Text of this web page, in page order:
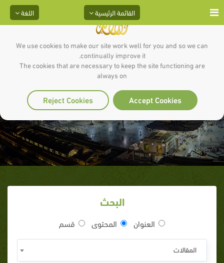
We use cookies to make our site work well for you and so we can
continually improve it.
The cookies that are necessary to keep the site functioning are
always on
Accept Cookies
Reject Cookies
اللغة القائمة الرئيسية
إن الدين يسر
البحث
العنوان المحتوى قسم
المقالات